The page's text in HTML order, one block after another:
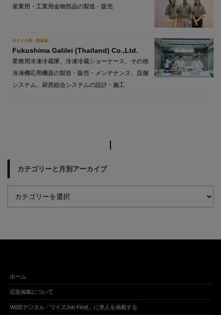
産業用・工業用金物部品の製造・販売
在タイ企業・製造業
Fukushima Galilei (Thailand) Co.,Ltd.
業務用冷凍冷蔵庫、冷凍冷蔵ショーケース、その他
冷凍機応用機器の製造・販売・メンテナンス、店舗
システム、厨房総合システムの設計・施工
カテゴリーと月別アーカイブ
ホーム
広告掲載について
WiSEデジタル「ワイズJob Find!」に求人を掲載する